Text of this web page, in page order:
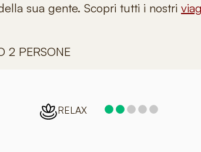
sua gente. Scopri tutti i nostri
2 PERSONE
RELAX